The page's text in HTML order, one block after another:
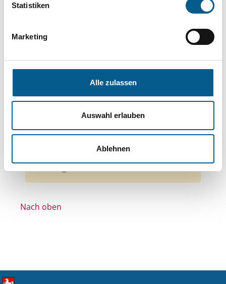
Statistiken
Marketing
Alle zulassen
Auswahl erlauben
Ablehnen
Themen: Gesundheitswesen
Themen: Wohltätige Zwecke
Themen: Bürgerschaftliches Engagement
Themen: Kirchliche Zwecke
Themen: Menschen mit Behinderung
Nach oben